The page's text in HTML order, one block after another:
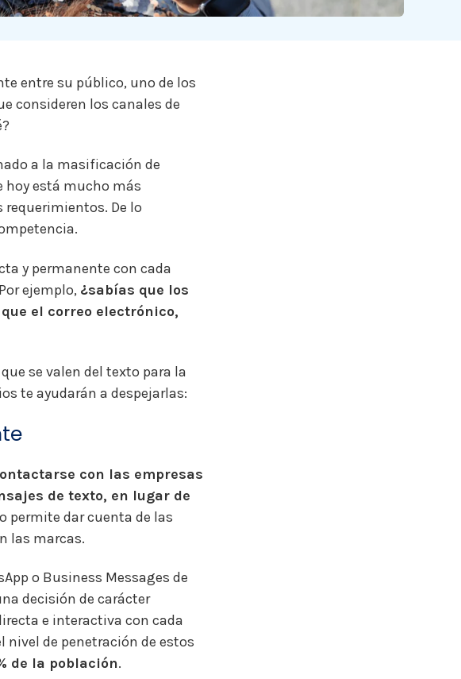
entre su público, uno de los
consideren los canales de
a la masificación de
hoy está mucho más
requerimientos. De lo
y permanente con cada
ejemplo, ¿sabías que los
el correo electrónico,
se valen del texto para la
te ayudarán a despejarlas:
con las empresas
de texto, en lugar de
permite dar cuenta de las
las marcas.
o Business Messages de
decisión de carácter
e interactiva con cada
nivel de penetración de estos
de la población.